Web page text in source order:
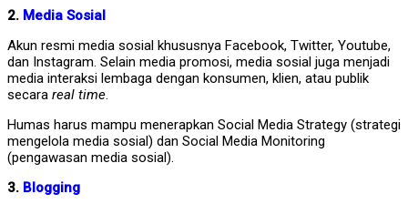
2. Media Sosial
Akun resmi media sosial khususnya Facebook, Twitter, Youtube,
dan Instagram. Selain media promosi, media sosial juga menjadi
media interaksi lembaga dengan konsumen, klien, atau publik
secara real time.
Humas harus mampu menerapkan Social Media Strategy (strategi
mengelola media sosial) dan Social Media Monitoring
(pengawasan media sosial).
3. Blogging